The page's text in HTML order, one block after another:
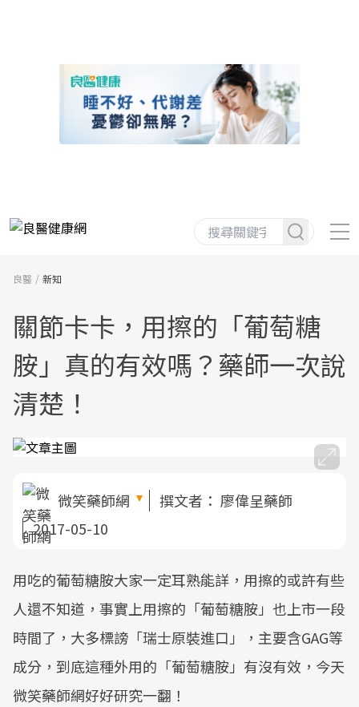
良醫 新知
關節卡卡，用擦的「葡萄糖
胺」真的有效嗎？藥師一次說
清楚！
微笑藥師網 撰文者： 廖偉呈藥師
2017-05-10
用吃的葡萄糖胺大家一定耳熟能詳，用擦的或許有些
人還不知道，事實上用擦的「葡萄糖胺」也上市一段
時間了，大多標謗「瑞士原裝進口」，主要含GAG等
成分，到底這種外用的「葡萄糖胺」有沒有效，今天
微笑藥師網好好研究一翻！